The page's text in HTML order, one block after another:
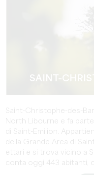
SAINT-
Saint-Christophe-des-
North Libourne e fa
di Saint-Emilion.
della Grande Area di
ettari e si trova vicino a
conta oggi 443 abitanti,